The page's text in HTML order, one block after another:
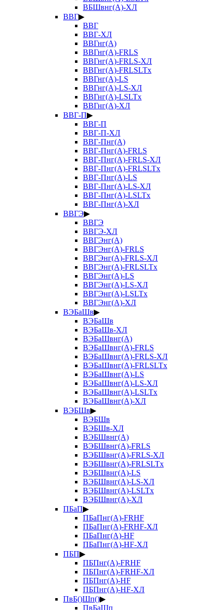
ВБШвнг(А)-ХЛ
ВВГ▶
ВВГ
ВВГ-ХЛ
ВВГнг(А)
ВВГнг(А)-FRLS
ВВГнг(А)-FRLS-ХЛ
ВВГнг(А)-FRLSLTx
ВВГнг(А)-LS
ВВГнг(А)-LS-ХЛ
ВВГнг(А)-LSLTx
ВВГнг(А)-ХЛ
ВВГ-П▶
ВВГ-П
ВВГ-П-ХЛ
ВВГ-Пнг(А)
ВВГ-Пнг(А)-FRLS
ВВГ-Пнг(А)-FRLS-ХЛ
ВВГ-Пнг(А)-FRLSLTx
ВВГ-Пнг(А)-LS
ВВГ-Пнг(А)-LS-ХЛ
ВВГ-Пнг(А)-LSLTx
ВВГ-Пнг(А)-ХЛ
ВВГЭ▶
ВВГЭ
ВВГЭ-ХЛ
ВВГЭнг(А)
ВВГЭнг(А)-FRLS
ВВГЭнг(А)-FRLS-ХЛ
ВВГЭнг(А)-FRLSLTx
ВВГЭнг(А)-LS
ВВГЭнг(А)-LS-ХЛ
ВВГЭнг(А)-LSLTx
ВВГЭнг(А)-ХЛ
ВЭБаШв▶
ВЭБаШв
ВЭБаШв-ХЛ
ВЭБаШвнг(А)
ВЭБаШвнг(А)-FRLS
ВЭБаШвнг(А)-FRLS-ХЛ
ВЭБаШвнг(А)-FRLSLTx
ВЭБаШвнг(А)-LS
ВЭБаШвнг(А)-LS-ХЛ
ВЭБаШвнг(А)-LSLTx
ВЭБаШвнг(А)-ХЛ
ВЭБШв▶
ВЭБШв
ВЭБШв-ХЛ
ВЭБШвнг(А)
ВЭБШвнг(А)-FRLS
ВЭБШвнг(А)-FRLS-ХЛ
ВЭБШвнг(А)-FRLSLTx
ВЭБШвнг(А)-LS
ВЭБШвнг(А)-LS-ХЛ
ВЭБШвнг(А)-LSLTx
ВЭБШвнг(А)-ХЛ
ПБаП▶
ПБаПнг(А)-FRHF
ПБаПнг(А)-FRHF-ХЛ
ПБаПнг(А)-HF
ПБаПнг(А)-HF-ХЛ
ПБП▶
ПБПнг(А)-FRHF
ПБПнг(А)-FRHF-ХЛ
ПБПнг(А)-HF
ПБПнг(А)-HF-ХЛ
ПвБ()Шп()▶
ПвБаШп